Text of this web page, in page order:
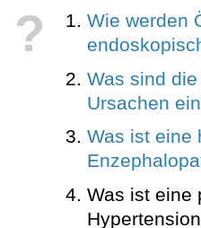
?
Wie werden
Was sind
Ursachen
Was ist eine
Was ist eine